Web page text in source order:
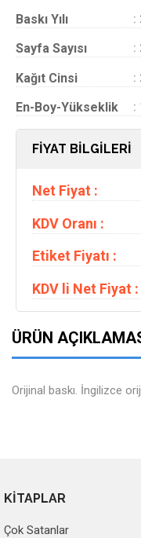
Baskı Yılı :
Sayfa Sayısı :
Kağıt Cinsi :
En-Boy-Yükseklik :
FİYAT BİLGİLERİ
Net Fiyat :
KDV Oranı :
Etiket Fiyatı :
KDV li Net Fiyat :
ÜRÜN
Orijinal baskı. İngilizce
KİTAPLAR
Çok Satanlar